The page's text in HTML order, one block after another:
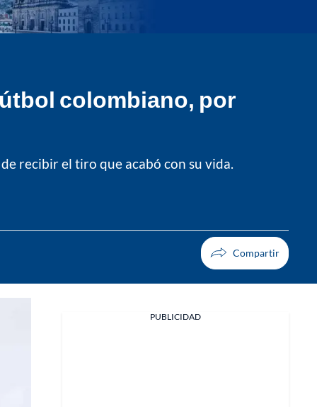
colombiano, por
recibir el tiro que acabó con su vida.
PUBLICIDAD